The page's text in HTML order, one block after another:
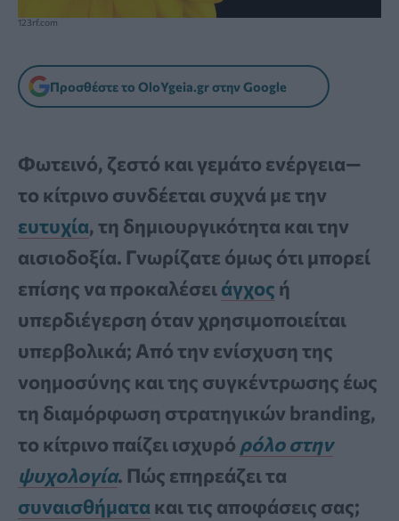
123rf.com
Προσθέστε το OloYgeia.gr στην Google
Φωτεινό, ζεστό και γεμάτο ενέργεια—
το κίτρινο συνδέεται συχνά με την
ευτυχία, τη δημιουργικότητα και την
αισιοδοξία. Γνωρίζατε όμως ότι μπορεί
επίσης να προκαλέσειάγχος ή
υπερδιέγερση όταν χρησιμοποιείται
υπερβολικά; Από την ενίσχυση της
νοημοσύνης και της συγκέντρωσης έως
τη διαμόρφωση στρατηγικών branding,
το κίτρινο παίζει ισχυρό ρόλο στην
ψυχολογία. Πώς επηρεάζει τα
συναισθήματα και τις αποφάσεις σας;